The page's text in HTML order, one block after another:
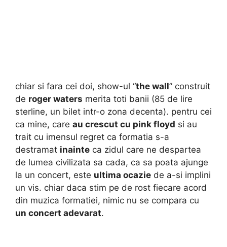
chiar si fara cei doi, show-ul “the wall” construit
de roger waters merita toti banii (85 de lire
sterline, un bilet intr-o zona decenta). pentru cei
ca mine, care au crescut cu pink floyd si au
trait cu imensul regret ca formatia s-a
destramat inainte ca zidul care ne despartea
de lumea civilizata sa cada, ca sa poata ajunge
la un concert, este ultima ocazie de a-si implini
un vis. chiar daca stim pe de rost fiecare acord
din muzica formatiei, nimic nu se compara cu
un concert adevarat.